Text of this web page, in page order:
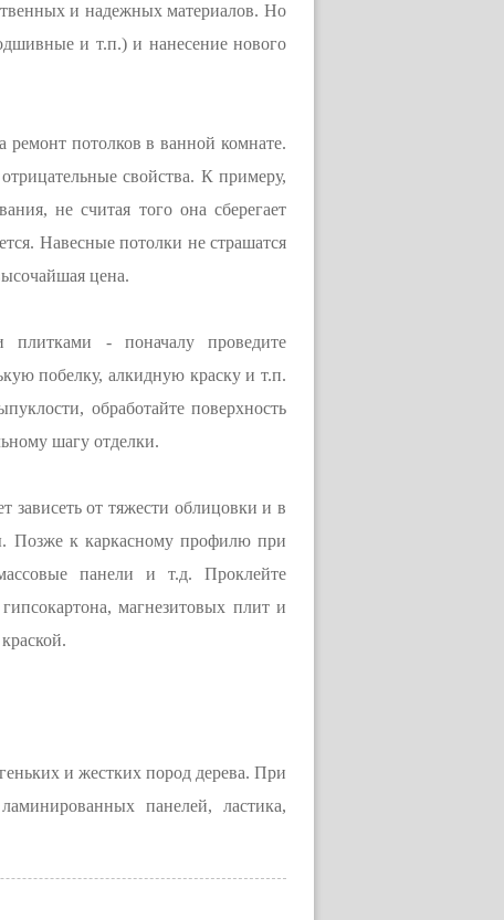
и надежных материалов. Но
и т.п.) и нанесение нового
потолков в ванной комнате.
свойства. К примеру,
не считая того она сберегает
Навесные потолки не страшатся
цена.
плитками - поначалу проведите
побелку, алкидную краску и т.п.
обработайте поверхность
шагу отделки.
зависеть от тяжести облицовки и в
Позже к каркасному профилю при
панели и т.д. Проклейте
магнезитовых плит и
и жестких пород дерева. При
панелей, ластика,